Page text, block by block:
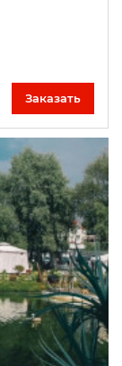
Заказать